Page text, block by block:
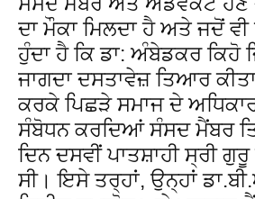
ਦਾ ਮੌਕਾ ਮਿਲਦਾ ਹੈ ਅਤੇ ਜਦੋਂ
ਹੁੰਦਾ ਹੈ ਕਿ ਡਾ: ਅੰਬੇਡਕਰ ਕਿਹੋ
ਜਾਗਦਾ ਦਸਤਾਵੇਜ਼ ਤਿਆਰ
ਕਰਕੇ ਪਿਛੜੇ ਸਮਾਜ ਦੇ
ਸੰਬੋਧਨ ਕਰਦਿਆਂ ਸੰਸਦ ਮੈਂਬਰ
ਦਿਨ ਦਸਵੀਂ ਪਾਤਸ਼ਾਹੀ ਸ੍ਰੀ
ਸੀ। ਇਸੇ ਤਰ੍ਹਾਂ, ਉਨ੍ਹਾਂ